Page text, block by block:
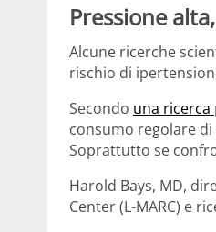
Pressione
Alcune ricerche
rischio di
Secondo una ricerca
consumo regolare
Soprattutto se
Harold Bays, MD,
Center (L-MARC) e